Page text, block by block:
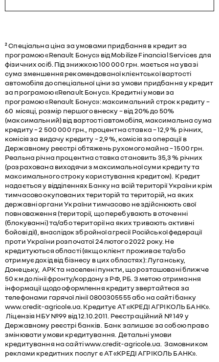
² Спеціальна ціна за умовами придбання в кредит за
програмою «Renault Бонус» від Mobilize Financial Services для
фізичних осіб. Під знижкою 100 000 грн. мається на увазі
сума зменшення рекомендованої клієнтської вартості
автомобіля до спеціальної ціни за умови придбання у кредит
за програмою «Renault Бонус». Кредитні умови за
програмою «Renault Бонус»: максимальний строк кредиту –
60 місяці, розмір першого внеску – від 20% до 50%
(максимальний) від вартості автомобіля, максимальна сума
кредиту – 2 500 000 грн., процентна ставка – 12,9 % річних,
комісія за видачу кредиту – 2,9 %, комісія за операції в
Державному реєстрі обтяжень рухомого майна – 1500 грн.
Реальна річна процентна ставка становить 35,3 % річних
(розрахована виходячи з максимальної суми кредиту та
максимального строку користування кредитом). Кредит
надається у відділеннях Банку на всій території України крім
тимчасово окупованих територій та територій, на яких
державні органи України тимчасово не здійснюють свої
повноваження (території, що перебувають в оточенні
(блокуванні) та/або території на яких тривають активні
бойові дії), внаслідок збройної агресії Російської федерації
проти України розпочатої 24 лютого 2022 року. Не
кредитуються області (якщо клієнт проживає та/або
отримує дохід від бізнесу в цих областях): Луганську,
Донецьку, АРК та населені пункти, що розташовані ближче
50 км до лінії фронту/кордону з РФ, РБ. З метою отримання
інформації щодо оформлення кредиту звертайтеся за
телефонами гарячої лінії 0800305555 або на сайті банку
www.credit-agricole.ua. Кредитує АТ «КРЕДІ АГРІКОЛЬ БАНК».
Ліцензія НБУ №99 від 12.10.2011. Реєстраційний № 149 у
Державному реєстрі банків. Банк залишає за собою право
змінювати умови кредитування. Детальні умови
кредитування на сайті www.credit-agricole.ua. Замовником
реклами кредитних послуг є АТ «КРЕДІ АГРІКОЛЬ БАНК».